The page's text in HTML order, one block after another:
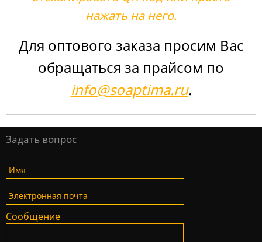
нажать на него.
Для оптового заказа просим Вас
обращаться за прайсом по
info@soaptima.ru.
Задать вопрос
Имя
Электронная почта
Сообщение